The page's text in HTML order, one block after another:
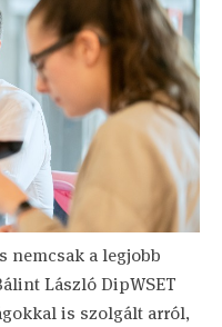
nemcsak a legjobb
László DipWSET
is szolgált arról,